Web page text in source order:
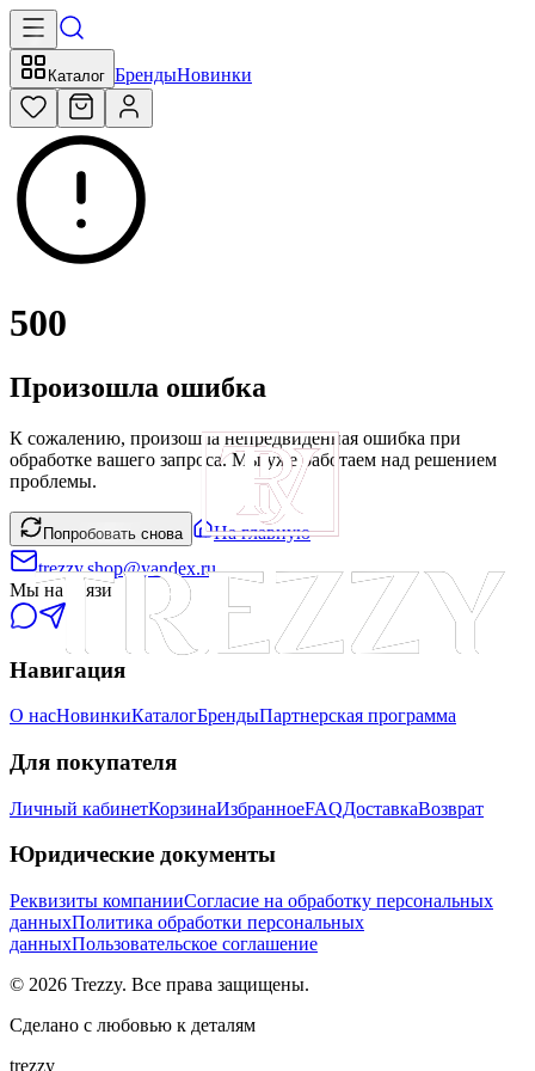
Каталог БрендыНовинки
500
Произошла ошибка
К сожалению, произошла непредвиденная ошибка при
обработке вашего запроса. Мы уже работаем над решением
проблемы.
Попробовать снова
На главную
trezzy.shop@yandex.ru
Мы на связи
Навигация
О насНовинкиКаталогБрендыПартнерская программа
Для покупателя
Личный кабинетКорзинаИзбранноеFAQДоставкаВозврат
Юридические документы
Реквизиты компанииСогласие на обработку персональных
данныхПолитика обработки персональных
данныхПользовательское соглашение
© 2026 Trezzy. Все права защищены.
Сделано с любовью к деталям
trezzy